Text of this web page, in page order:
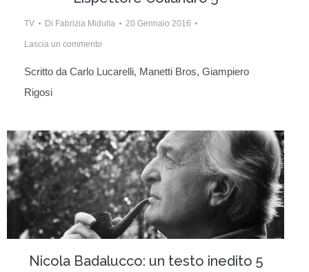
TV Di Fabrizia Midulla 20 Gennaio 2016
Lascia un commento
Scritto da Carlo Lucarelli, Manetti Bros, Giampiero
Rigosi
Nicola Badalucco: un testo inedito 5